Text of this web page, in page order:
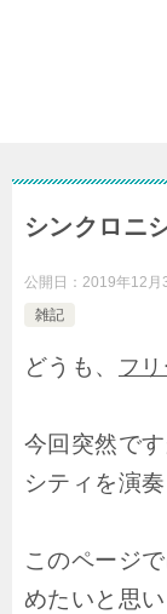
シンクロニ
公開日： 2019年12月
雑記
どうも、 フ
今回突然で
シティを演
このページ
めたいと思い